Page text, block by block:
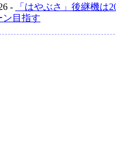
-
「はやぶさ」後継機は
ン目指す